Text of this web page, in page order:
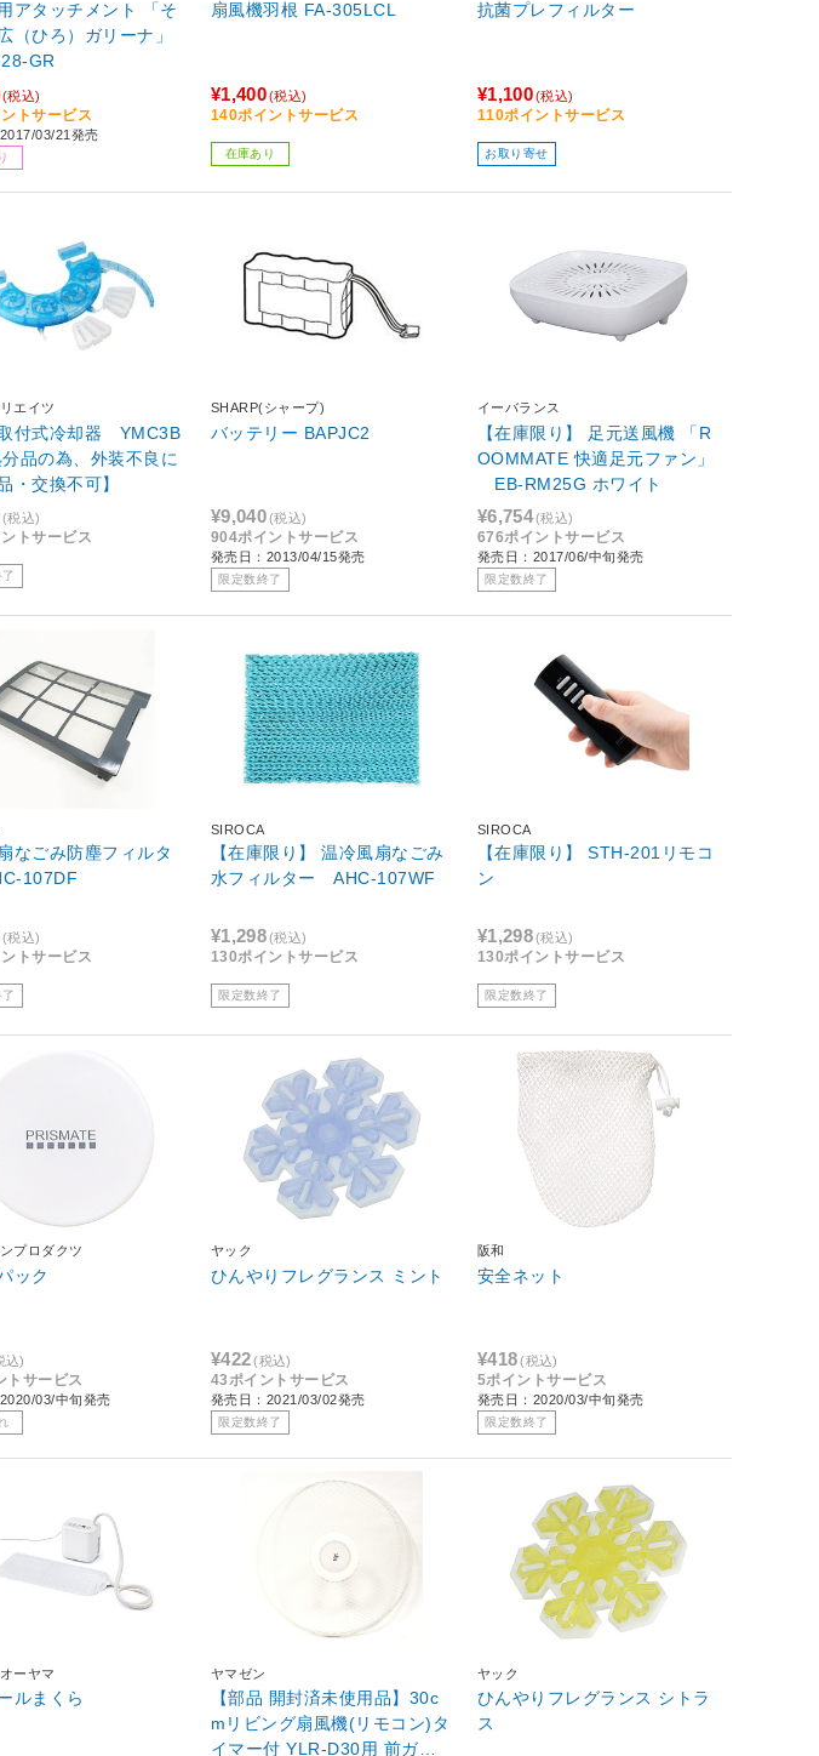
アタッチメント 「そ
（ひろ）ガリーナ」
GR
(税込)
トサービス
03/21発売
扇風機羽根 FA-305LCL
¥1,400(税込)
140ポイントサービス
在庫あり
抗菌プレフィルター
¥1,100(税込)
110ポイントサービス
お取り寄せ
エイツ
付式冷却器 YMC3B
品の為、外装不良に
・交換不可】
(税込)
トサービス
SHARP(シャープ)
バッテリー BAPJC2
¥9,040(税込)
904ポイントサービス
発売日：2013/04/15発売
限定数終了
イーバランス
【在庫限り】 足元送風機 「R
OOMMATE 快適足元ファン」
EB-RM25G ホワイト
¥6,754(税込)
676ポイントサービス
発売日：2017/06/中旬発売
限定数終了
なごみ防塵フィルタ
107DF
(税込)
トサービス
SIROCA
【在庫限り】 温冷風扇なごみ
水フィルター AHC-107WF
¥1,298(税込)
130ポイントサービス
限定数終了
SIROCA
【在庫限り】 STH-201リモコ
ン
¥1,298(税込)
130ポイントサービス
限定数終了
プロダクツ
ック
込)
トサービス
03/中旬発売
ヤック
ひんやりフレグランス ミント
¥422 (税込)
43ポイントサービス
発売日：2021/03/02発売
限定数終了
阪和
安全ネット
¥418 (税込)
5ポイントサービス
発売日：2020/03/中旬発売
限定数終了
ーヤマ
ルまくら
ヤマゼン
【部品 開封済未使用品】30c
mリビング扇風機(リモコン)タ
イマー付 YLR-D30用 前ガー
ヤック
ひんやりフレグランス シトラ
ス